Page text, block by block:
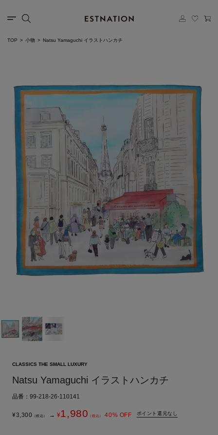
TOP 小物 Natsu Yamaguchi イラストハンカチ
CLASSICS THE SMALL LUXURY
Natsu Yamaguchi イラストハンカチ
品番：99-218-26-110141
¥3,300 （税込） → ¥1,980 （税込） 40% OFF ポイント還元なし